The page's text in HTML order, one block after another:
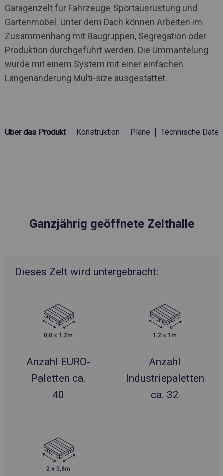
Garagenzelt für Fahrzeuge, Sportausrüstung und
Gartenmöbel. Unter dem Dach können Arbeiten im
Zusammenhang mit Baugruppen, Segregation oder
Produktion durchgeführt werden. Die Ummantelung
wurde mit einem System mit einer einfachen
Längenänderung Multi-size ausgestattet.
Über das Produkt Konstruktion Plane Technische Daten
Ganzjährig geöffnete Zelthalle
Dieses Zelt wird untergebracht:
Anzahl EURO-
Paletten ca.
40
Anzahl
Industriepaletten
ca. 32